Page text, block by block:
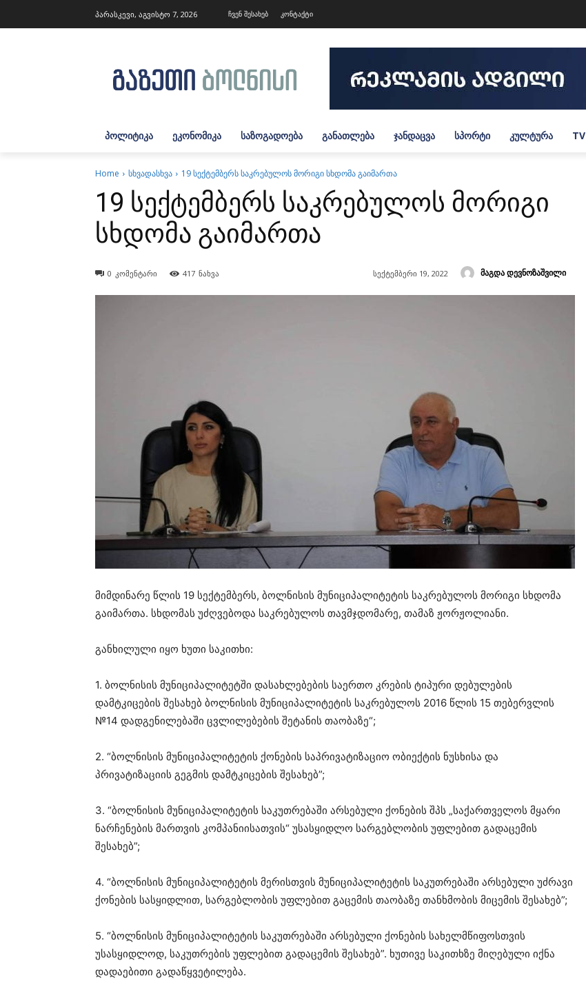
პარასკევი, აგვისტო 7, 2026 ჩვენ შესახებ კონტაქტი
ᲞᲝᲚᲘᲢᲘᲙᲐ ᲔᲙᲝᲜᲝᲛᲘᲙᲐ ᲡᲐᲖᲝᲒᲐᲓᲝᲔᲑᲐ ᲒᲐᲜᲐᲗᲚᲔᲑᲐ ᲯᲐᲜᲓᲐᲪᲕᲐ ᲡᲞᲝᲠᲢᲘ ᲙᲣᲚᲢᲣᲠᲐ TV
Home სხვადასხვა 19 სექტემბერს საკრებულოს მორიგი სხდომა გაიმართა
19 სექტემბერს საკრებულოს მორიგი
სხდომა გაიმართა
მაგდა დევნოზაშვილი
სექტემბერი 19, 2022
0 კომენტარი 417 ნახვა
მიმდინარე წლის 19 სექტემბერს, ბოლნისის მუნიციპალიტეტის საკრებულოს მორიგი სხდომა
გაიმართა. სხდომას უძღვებოდა საკრებულოს თავმჯდომარე, თამაზ ჟორჟოლიანი.
განხილული იყო ხუთი საკითხი:
1. ბოლნისის მუნიციპალიტეტში დასახლებების საერთო კრების ტიპური დებულების
დამტკიცების შესახებ ბოლნისის მუნიციპალიტეტის საკრებულოს 2016 წლის 15 თებერვლის
№14 დადგენილებაში ცვლილებების შეტანის თაობაზე“;
2. “ბოლნისის მუნიციპალიტეტის ქონების საპრივატიზაციო ობიექტის ნუსხისა და
პრივატიზაციის გეგმის დამტკიცების შესახებ”;
3. “ბოლნისის მუნიციპალიტეტის საკუთრებაში არსებული ქონების შპს „საქართველოს მყარი
ნარჩენების მართვის კომპანიისათვის“ უსასყიდლო სარგებლობის უფლებით გადაცემის
შესახებ”;
4. “ბოლნისის მუნიციპალიტეტის მერისთვის მუნიციპალიტეტის საკუთრებაში არსებული უძრავი
ქონების სასყიდლით, სარგებლობის უფლებით გაცემის თაობაზე თანხმობის მიცემის შესახებ”;
5. “ბოლნისის მუნიციპალიტეტის საკუთრებაში არსებული ქონების სახელმწიფოსთვის
უსასყიდლოდ, საკუთრების უფლებით გადაცემის შესახებ”. ხუთივე საკითხზე მიღებული იქნა
დადაებითი გადაწყვეტილება.